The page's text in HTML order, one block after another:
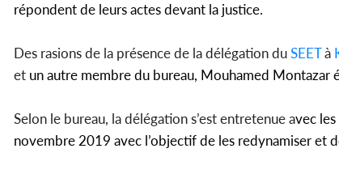
répondent de leurs actes devant la justice.
Des rasions de la présence de la délégation duSEETà
et un autre membre du bureau, Mouhamed Montazar
Selon le bureau, la délégation s’est entretenue avec
novembre 2019 avec l’objectif de les redynamiser et